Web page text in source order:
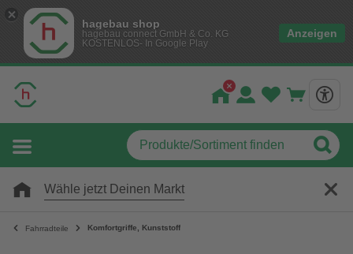
hagebau shop
hagebau connect GmbH & Co. KG
KOSTENLOS- In Google Play
Anzeigen
Wähle jetzt Deinen Markt
Fahrradteile Komfortgriffe, Kunststoff